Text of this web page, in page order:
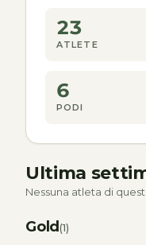
23
ATLETE
6
PODI
Ultima
Nessuna atleta di
Gold(1)